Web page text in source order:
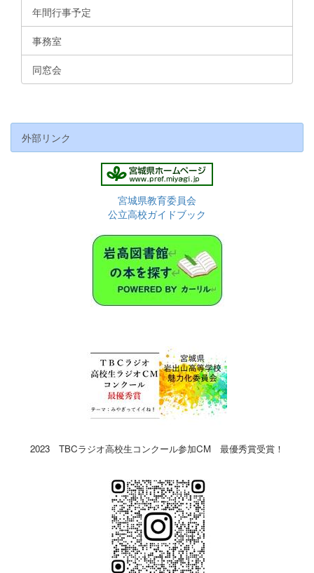
年間行事予定
事務室
同窓会
外部リンク
宮城県教育委員会
公立高校ガイドブック
2023 TBCラジオ高校生コンクール参加CM 最優秀賞受賞！